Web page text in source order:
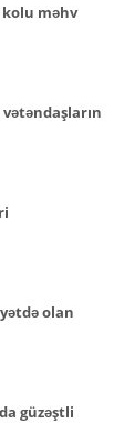
kolu məhv
olan
güzəştli